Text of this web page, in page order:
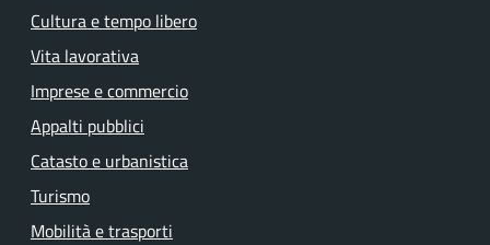
Cultura e tempo libero
Vita lavorativa
Imprese e commercio
Appalti pubblici
Catasto e urbanistica
Turismo
Mobilità e trasporti